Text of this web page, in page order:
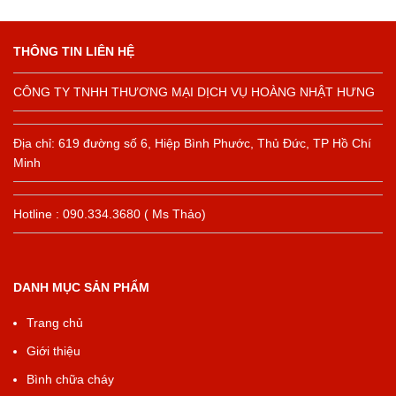
THÔNG TIN LIÊN HỆ
CÔNG TY TNHH THƯƠNG MẠI DỊCH VỤ HOÀNG NHẬT HƯNG
Địa chỉ: 619 đường số 6, Hiệp Bình Phước, Thủ Đức, TP Hồ Chí
Minh
Hotline : 090.334.3680 ( Ms Thảo)
DANH MỤC SẢN PHẨM
Trang chủ
Giới thiệu
Bình chữa cháy